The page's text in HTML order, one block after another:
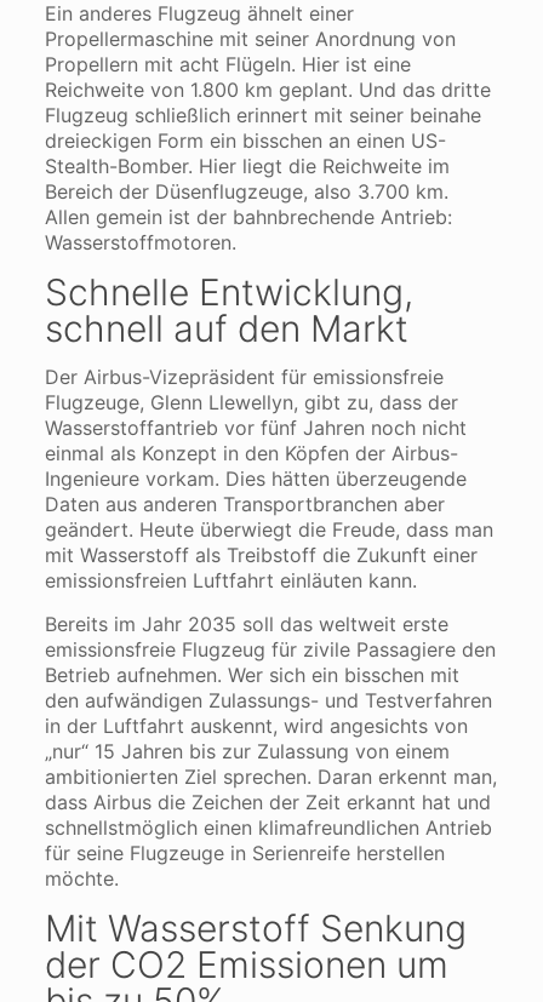
Ein anderes Flugzeug ähnelt einer
Propellermaschine mit seiner Anordnung von
Propellern mit acht Flügeln. Hier ist eine
Reichweite von 1.800 km geplant. Und das dritte
Flugzeug schließlich erinnert mit seiner beinahe
dreieckigen Form ein bisschen an einen US-
Stealth-Bomber. Hier liegt die Reichweite im
Bereich der Düsenflugzeuge, also 3.700 km.
Allen gemein ist der bahnbrechende Antrieb:
Wasserstoffmotoren.
Schnelle Entwicklung,
schnell auf den Markt
Der Airbus-Vizepräsident für emissionsfreie
Flugzeuge, Glenn Llewellyn, gibt zu, dass der
Wasserstoffantrieb vor fünf Jahren noch nicht
einmal als Konzept in den Köpfen der Airbus-
Ingenieure vorkam. Dies hätten überzeugende
Daten aus anderen Transportbranchen aber
geändert. Heute überwiegt die Freude, dass man
mit Wasserstoff als Treibstoff die Zukunft einer
emissionsfreien Luftfahrt einläuten kann.
Bereits im Jahr 2035 soll das weltweit erste
emissionsfreie Flugzeug für zivile Passagiere den
Betrieb aufnehmen. Wer sich ein bisschen mit
den aufwändigen Zulassungs- und Testverfahren
in der Luftfahrt auskennt, wird angesichts von
„nur“ 15 Jahren bis zur Zulassung von einem
ambitionierten Ziel sprechen. Daran erkennt man,
dass Airbus die Zeichen der Zeit erkannt hat und
schnellstmöglich einen klimafreundlichen Antrieb
für seine Flugzeuge in Serienreife herstellen
möchte.
Mit Wasserstoff Senkung
der CO2 Emissionen um